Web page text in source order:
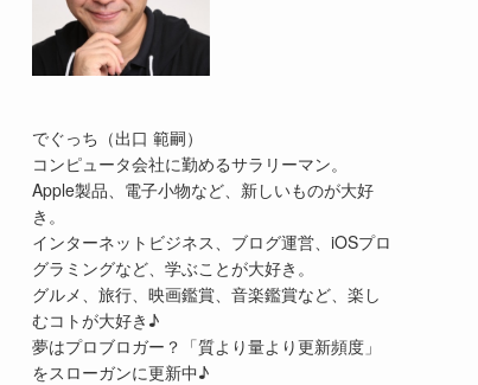
でぐっち（出口 範嗣）
コンピュータ会社に勤めるサラリーマン。
Apple製品、電子小物など、新しいものが大好
き。
インターネットビジネス、ブログ運営、iOSプロ
グラミングなど、学ぶことが大好き。
グルメ、旅行、映画鑑賞、音楽鑑賞など、楽し
むコトが大好き♪
夢はプロブロガー？「質より量より更新頻度」
をスローガンに更新中♪